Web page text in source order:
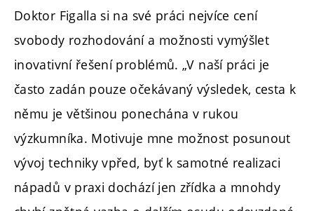
Doktor Figalla si na své práci nejvíce cení
svobody rozhodování a možnosti vymýšlet
inovativní řešení problémů. „V naší práci je
často zadán pouze očekávaný výsledek, cesta k
němu je většinou ponechána v rukou
výzkumníka. Motivuje mne možnost posunout
vývoj techniky vpřed, byť k samotné realizaci
nápadů v praxi dochází jen zřídka a mnohdy